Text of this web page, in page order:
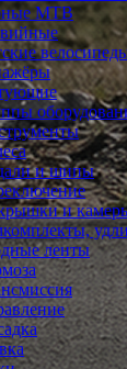
МTB
и шипы
и
ленты